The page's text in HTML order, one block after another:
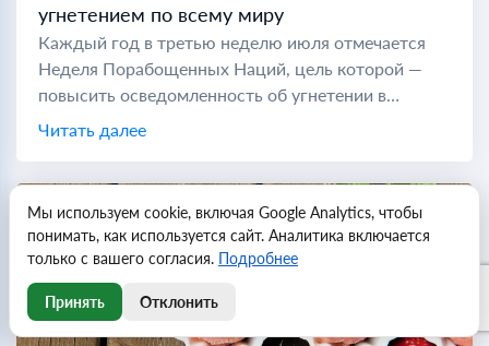
угнетением по всему миру
Каждый год в третью неделю июля отмечается
Неделя Порабощенных Наций, цель которой —
повысить осведомленность об угнетении в
коммунистических странах по всему миру. Во
время холодной войны "порабощенной нацией"
Читать далее
Мы используем cookie, включая Google Analytics, чтобы
понимать, как используется сайт. Аналитика включается
только с вашего согласия. Подробнее
Принять Отклонить